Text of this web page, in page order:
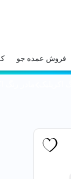
فروش عمده جو